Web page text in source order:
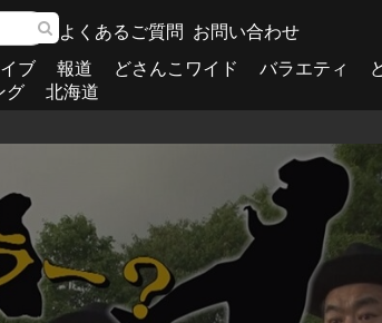
よくあるご質問 お問い合わせ
ブ 報道 どさんこワイド バラエティ
グ 北海道